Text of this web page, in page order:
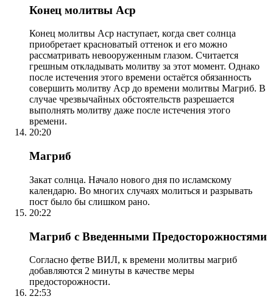
Конец молитвы Аср
Конец молитвы Аср наступает, когда свет солнца
приобретает красноватый оттенок и его можно
рассматривать невооруженным глазом. Считается
грешным откладывать молитву за этот момент. Однако
после истечения этого времени остаётся обязанность
совершить молитву Аср до времени молитвы Магриб. В
случае чрезвычайных обстоятельств разрешается
выполнять молитву даже после истечения этого
времени.
20:20
Магриб
Закат солнца. Начало нового дня по исламскому
календарю. Во многих случаях молиться и разрывать
пост было бы слишком рано.
20:22
Магриб с Введенными Предосторожностями
Согласно фетве ВИЛ, к времени молитвы магриб
добавляются 2 минуты в качестве меры
предосторожности.
22:53